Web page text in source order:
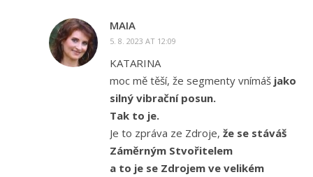
MAIA
5. 8. 2023 AT 12:09
KATARINA
moc mě těší, že segmenty vnímáš jako
silný vibrační posun.
Tak to je.
Je to zpráva ze Zdroje, že se stáváš
Záměrným Stvořitelem
a to je se Zdrojem ve velikém